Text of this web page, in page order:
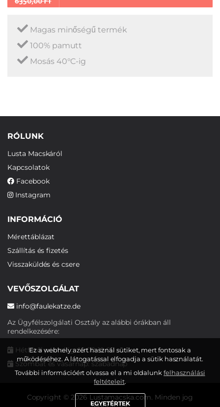
Magas minőségű termék
100% pamutt
Mosás 40°C-ig
RÓLUNK
Lusta Macskáról
Kapcsolatok
Facebook
Instagram
INFORMÁCIÓ
Mérettáblázat
Szállítás és fizetés
Visszaküldés és csere
VEVŐSZOLGÁLAT
info@faulekatze.de
Az Ügyfélszolgálati Osztály az alábbi órákban áll
rendelkezésére:
Hétfőtől péntekig: 10:00-19:00
Szombat és vasárnap: szabadnap
Copyright © 2026 Lustamacska.com. Minden jog
Ez a webhely azért használ sütiket, mert fontosak a
működéséhez. A látogatással elfogadja a sütik használatát.
További információért olvassa el a mi oldalunkfelhasználási
feltételeit.
EGYETÉRTEK